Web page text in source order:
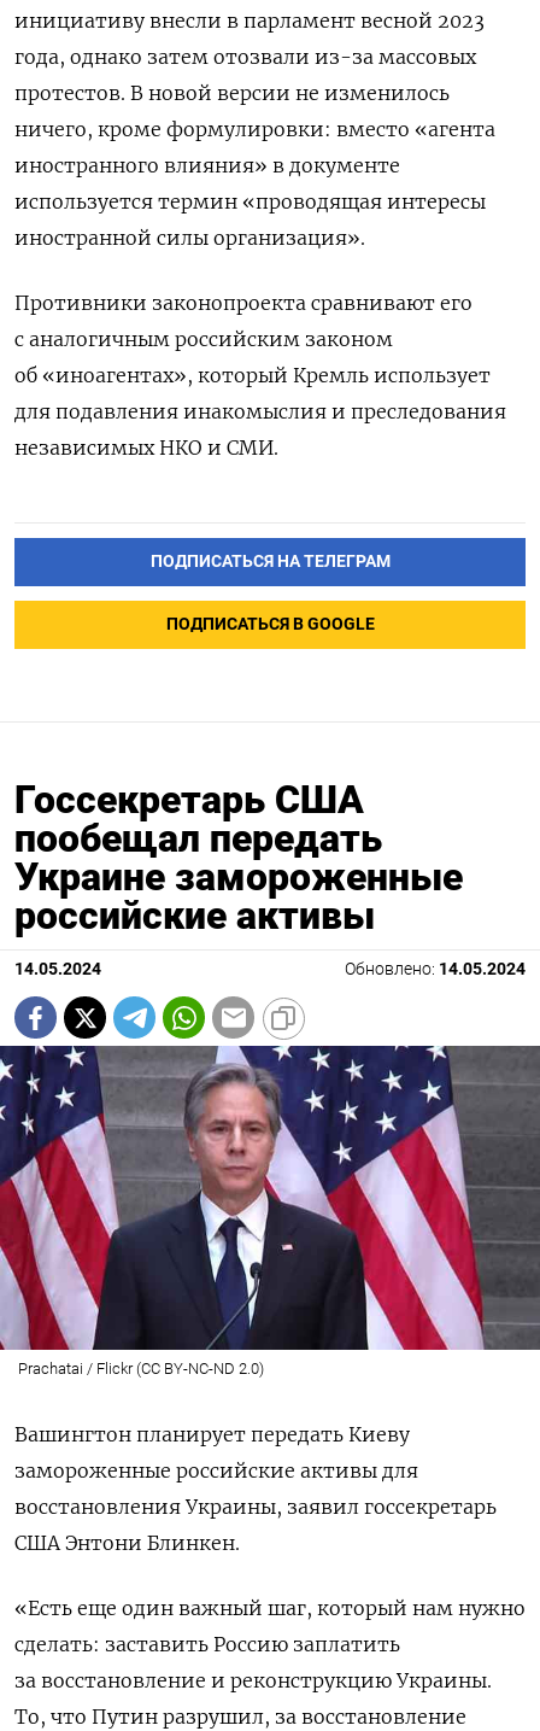
инициативу внесли в парламент весной 2023
года, однако затем отозвали из-за массовых
протестов. В новой версии не изменилось
ничего, кроме формулировки: вместо «агента
иностранного влияния» в документе
используется термин «проводящая интересы
иностранной силы организация».
Противники законопроекта сравнивают его
с аналогичным российским законом
об «иноагентах», который Кремль использует
для подавления инакомыслия и преследования
независимых НКО и СМИ.
ПОДПИСАТЬСЯ НА ТЕЛЕГРАМ
ПОДПИСАТЬСЯ В GOOGLE
Госсекретарь США
пообещал передать
Украине замороженные
российские активы
14.05.2024 Обновлено: 14.05.2024
Prachatai / Flickr (CC BY-NC-ND 2.0)
Вашингтон планирует передать Киеву
замороженные российские активы для
восстановления Украины, заявил госсекретарь
США Энтони Блинкен.
«Есть еще один важный шаг, который нам нужно
сделать: заставить Россию заплатить
за восстановление и реконструкцию Украины.
То, что Путин разрушил, за восстановление